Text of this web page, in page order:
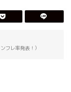
フレ率発表！）